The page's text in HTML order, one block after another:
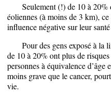
Seulement (!) de 10 à 20%
éoliennes (à moins de 3 km),
influence négative sur leur
Pour des gens exposé à la
de 10 à 20% ont plus de
personnes à équivalence
moins grave que le cancer,
vie.